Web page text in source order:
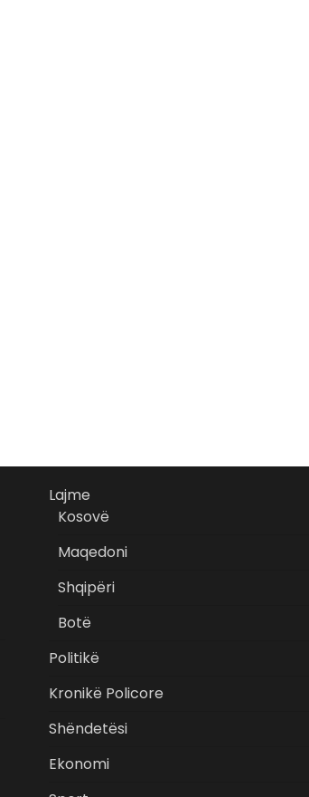
Lajme
Kosovë
Maqedoni
Shqipëri
Botë
Politikë
Kronikë Policore
Shëndetësi
Ekonomi